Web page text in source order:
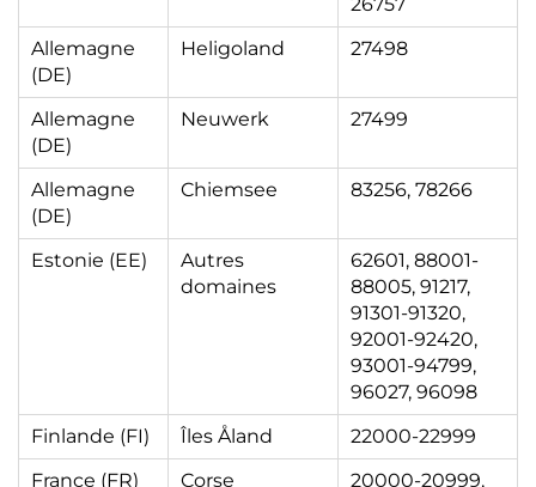
Allemagne
(DE)
Heligoland 27498
Allemagne
(DE)
Neuwerk 27499
Allemagne
(DE)
Chiemsee 83256, 78266
Estonie (EE)
Autres
domaines
62601, 88001-
88005, 91217,
91301-91320,
92001-92420,
93001-94799,
96027, 96098
Finlande (FI)
Îles Åland
22000-22999
France (FR)
Corse
20000-20999,